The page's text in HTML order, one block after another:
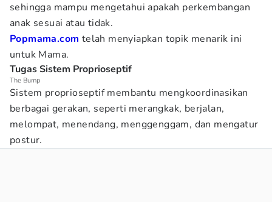
sehingga mampu mengetahui apakah perkembangan
anak sesuai atau tidak.
Popmama.com telah menyiapkan topik menarik ini
untuk Mama.
Tugas Sistem Proprioseptif
The Bump
Sistem proprioseptif membantu mengkoordinasikan
berbagai gerakan, seperti merangkak, berjalan,
melompat, menendang, menggenggam, dan mengatur
postur.